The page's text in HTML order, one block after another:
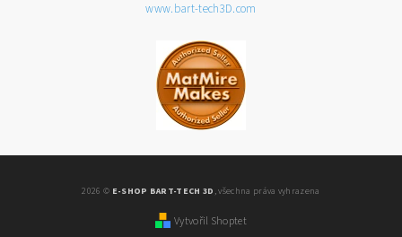
www.bart-tech3D.com
2026 © E-SHOP BART-TECH 3D , všechna práva vyhrazena
Vytvořil Shoptet